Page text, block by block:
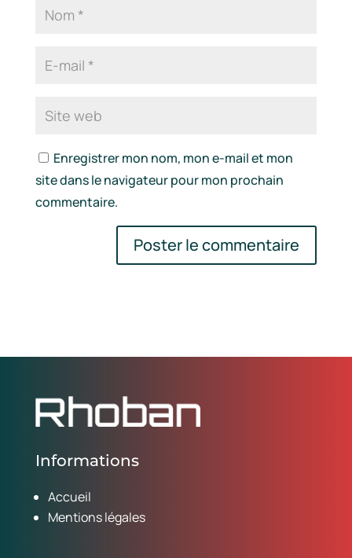
Enregistrer mon nom, mon e-mail et mon
site dans le navigateur pour mon prochain
commentaire.
Informations
Accueil
Mentions légales